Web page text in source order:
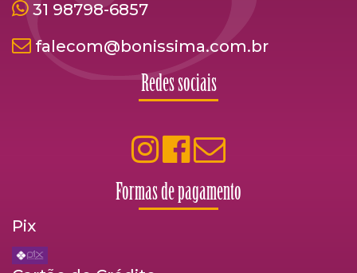
31 98798-6857
falecom@bonissima.com.br
Redes sociais
Formas de pagamento
Pix